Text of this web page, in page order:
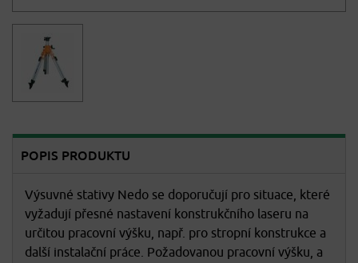
POPIS PRODUKTU
Výsuvné stativy Nedo se doporučují pro situace, které
vyžadují přesné nastavení konstrukčního laseru na
určitou pracovní výšku, např. pro stropní konstrukce a
další instalační práce. Požadovanou pracovní výšku, a